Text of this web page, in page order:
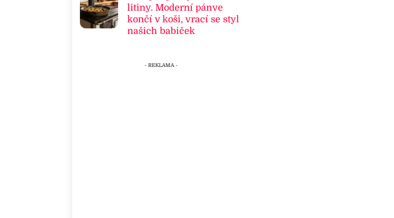
litiny. Moderní pánve
končí v koši, vrací se styl
našich babiček